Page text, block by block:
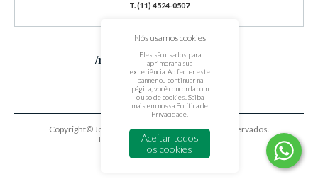
T. (11) 4524-0507
/redes sociais
Copyright© Jornal de Itatiba. Todos os direitos reservados.
Desenvolvido poroxigenium.co
Nós usamos cookies
Eles são usados para
aprimorar a sua
experiência. Ao fechar este
banner ou continuar na
página, você concorda com
o uso de cookies. Saiba
mais em nossa Política de
Privacidade
Aceitar todos
os cookies